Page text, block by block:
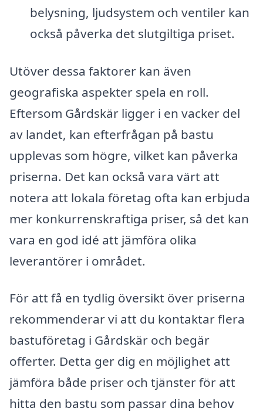
belysning, ljudsystem och ventiler kan
också påverka det slutgiltiga priset.
Utöver dessa faktorer kan även
geografiska aspekter spela en roll.
Eftersom Gårdskär ligger i en vacker del
av landet, kan efterfrågan på bastu
upplevas som högre, vilket kan påverka
priserna. Det kan också vara värt att
notera att lokala företag ofta kan erbjuda
mer konkurrenskraftiga priser, så det kan
vara en god idé att jämföra olika
leverantörer i området.
För att få en tydlig översikt över priserna
rekommenderar vi att du kontaktar flera
bastuföretag i Gårdskär och begär
offerter. Detta ger dig en möjlighet att
jämföra både priser och tjänster för att
hitta den bastu som passar dina behov